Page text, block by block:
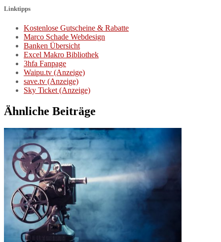
Linktipps
Kostenlose Gutscheine & Rabatte
Marco Schade Webdesign
Banken Übersicht
Excel Makro Bibliothek
3hfa Fanpage
Waipu.tv (Anzeige)
save.tv (Anzeige)
Sky Ticket (Anzeige)
Ähnliche Beiträge